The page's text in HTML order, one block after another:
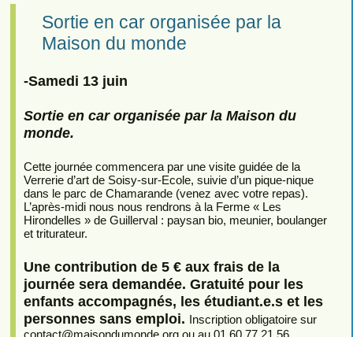
Sortie en car organisée par la
Maison du monde
-Samedi 13 juin
Sortie en car organisée par la Maison du
monde.
Cette journée commencera par une visite guidée de la
Verrerie d’art de Soisy-sur-Ecole, suivie d’un pique-nique
dans le parc de Chamarande (venez avec votre repas).
L’après-midi nous nous rendrons à la Ferme « Les
Hirondelles » de Guillerval : paysan bio, meunier, boulanger
et triturateur.
Une contribution de 5 € aux frais de la
journée sera demandée. Gratuité pour les
enfants accompagnés, les étudiant.e.s et les
personnes sans emploi. Inscription obligatoire sur
contact@maisondumonde.org ou au 01 60 77 21 56